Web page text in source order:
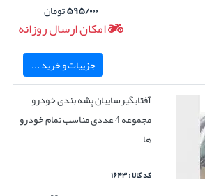
۵۹۵/۰۰۰تومان
امکان ارسال روزانه
جزییات و خرید ...
آفتابگیرسایبان پشه بندی خودرو
مجموعه 4 عددی مناسب تمام خودرو
ها
کد کالا : ۱۶۴۳